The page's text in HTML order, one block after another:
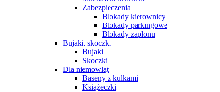
Zabezpieczenia
Blokady kierownicy
Blokady parkingowe
Blokady zapłonu
Bujaki, skoczki
Bujaki
Skoczki
Dla niemowląt
Baseny z kulkami
Książeczki